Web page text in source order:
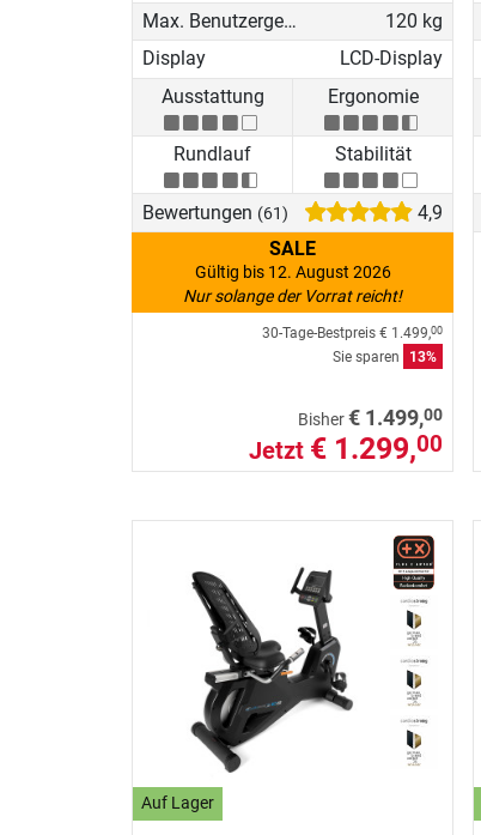
Max. Benutzergewicht
120 kg
Display
LCD-Display
Ausstattung
Ergonomie
Rundlauf Stabilität
Bewertungen (61)
4,9
SALE
Gültig bis 12. August 2026
Nur solange der Vorrat reicht!
30-Tage-Bestpreis € 1.499,00
Sie sparen 13%
Bisher€ 1.499,00
Jetzt € 1.299,00
Auf Lager